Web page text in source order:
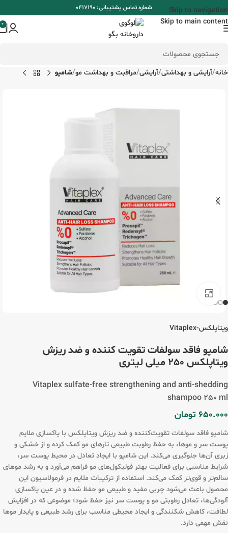
Skip to navigation
Skip to main content
شماره تماس پشتیبانی: 0417190
0
خانه آرایشی و بهداشتی آرایشی مراقبت و بهداشت مو شامپو
ویتاپلکس-Vitaplex
شامپو فاقد سولفات تقویت کننده و ضد ریزش
ویتاپلکس 250 میلی لیتری
Vitaplex sulfate-free strengthening and anti-shedding
shampoo 250 ml
650.000 تومان
شامپو فاقد سولفات تقویت‌کننده و ضد ریزش ویتاپلکس با پاکسازی ملایم
پوست سر و موها، به حفظ رطوبت طبیعی تارهای مو کمک کرده و از خشکی و
زبری آن‌ها جلوگیری می‌کند. این شامپو با ایجاد تعادل در محیط پوست سر،
شرایط مناسبی برای فعالیت بهتر فولیکول‌های مو فراهم می‌آورد و به رشد موهای
سالم‌تر و قوی‌تر کمک می‌کند. استفاده از ترکیبات ملایم در فرمولاسیون این
محصول باعث می‌شود چربی مفید و طبیعی مو حفظ شده و در عین پاکسازی
آلودگی‌ها، تعادل رطوبتی مو و پوست سر نیز حفظ شود؛ موضوعی که در افزایش
لطافت، کاهش شکنندگی و ایجاد محیطی مناسب برای رشد طبیعی و پایدار موها
نقش مهمی دارد.